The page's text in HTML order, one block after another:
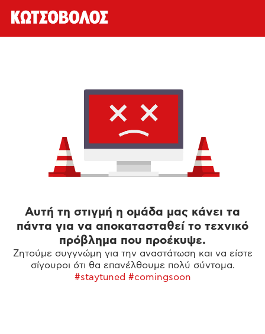
Αυτή τη στιγμή η ομάδα μας κάνει τα
πάντα για να αποκατασταθεί το τεχνικό
πρόβλημα που προέκυψε.
Ζητούμε συγγνώμη για την αναστάτωση και να είστε
σίγουροι ότι θα επανέλθουμε πολύ σύντομα.
#staytuned #comingsoon